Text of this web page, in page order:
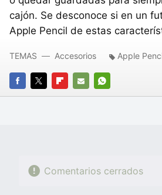
cajón. Se desconoce si en un
Apple Pencil de estas
FACEBOOK
TWITTERFLIPBOARD
E-
WHATSAPP
TEMAS Accesorios Apple
Comentarios cerrados